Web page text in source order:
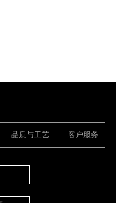
品质与工艺 客户服务